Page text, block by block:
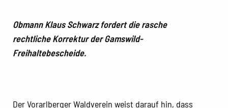
Obmann Klaus Schwarz fordert die rasche
rechtliche Korrektur der Gamswild-
Freihaltebescheide.
Der Vorarlberger Waldverein weist darauf hin, dass